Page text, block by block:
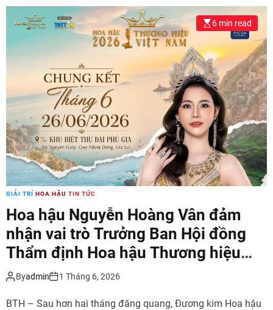
6 min read
GIẢI TRÍ HOA HẬU TIN TỨC
Hoa hậu Nguyễn Hoàng Vân đảm
nhận vai trò Trưởng Ban Hội đồng
Thẩm định Hoa hậu Thương hiệu
Việt Nam 2026
Byadmin 1 Tháng 6, 2026
BTH – Sau hơn hai tháng đăng quang, Đương kim Hoa hậu